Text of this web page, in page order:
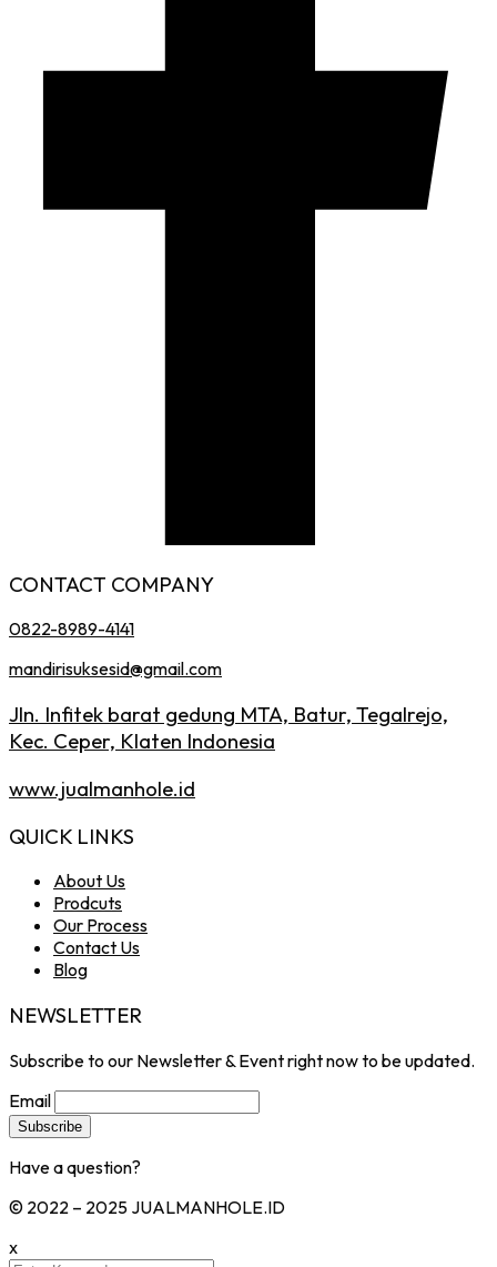
CONTACT COMPANY
0822-8989-4141
mandirisuksesid@gmail.com
Jln. Infitek barat gedung MTA, Batur, Tegalrejo,
Kec. Ceper, Klaten Indonesia
www.jualmanhole.id
QUICK LINKS
About Us
Prodcuts
Our Process
Contact Us
Blog
NEWSLETTER
Subscribe to our Newsletter & Event right now to be updated.
Email
Have a question?
© 2022 – 2025 JUALMANHOLE.ID
x